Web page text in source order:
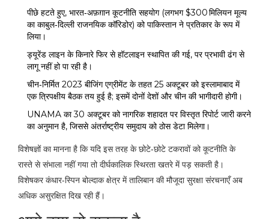
पीछे हटते हुए, भारत‑अफ़ग़ान कूटनीति सहयोग (लगभग $300 मिलियन मूल्य
का काबुल‑दिल्ली राजनयिक कॉरिडोर) को पाकिस्तान ने प्रतिकार के रूप में
लिया।
ड्यूरेंड लाइन के किनारे फिर से हॉटलाइन स्थापित की गई, पर प्रभावी ढंग से
लागू नहीं हो पा रही है।
चीन‑निर्मित 2023 बीजिंग एग्रीमेंट के तहत 25 अक्टूबर को इस्लामाबाद में
एक त्रिपक्षीय बैठक तय हुई है; इसमें दोनों देशों और चीन की भागीदारी होगी।
UNAMA का 30 अक्टूबर को नागरिक शहादत पर विस्तृत रिपोर्ट जारी करने
का अनुमान है, जिससे अंतर्राष्ट्रीय समुदाय को ठोस डेटा मिलेगा।
विशेषज्ञों का मानना है कि यदि इस तरह के छोटे‑छोटे टकरावों को कूटनीति के
रास्ते से संभाला नहीं गया तो दीर्घकालिक स्थिरता खतरे में पड़ सकती है।
विशेषकर कंधार‑स्पिन बोल्दाक क्षेत्र में तालिबान की मौजूदा सुरक्षा संरचनाएँ अब
अधिक असुरक्षित दिख रही हैं।